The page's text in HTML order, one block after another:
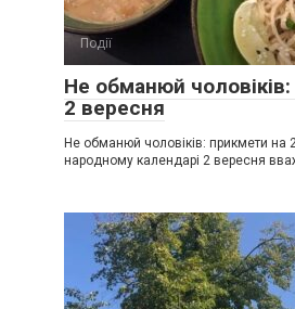
Події
Не обманюй
2 вересня
Не обманюй чоловіків: прикмети на
народному календарі 2 вересня